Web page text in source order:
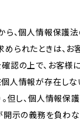
ら、個人情報保護
られたときは、お
認の上で、お客様
人情報が存在しな
。但し、個人情報保
開示の義務を負わ